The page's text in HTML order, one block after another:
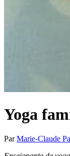
Yoga
ParMarie-Claude